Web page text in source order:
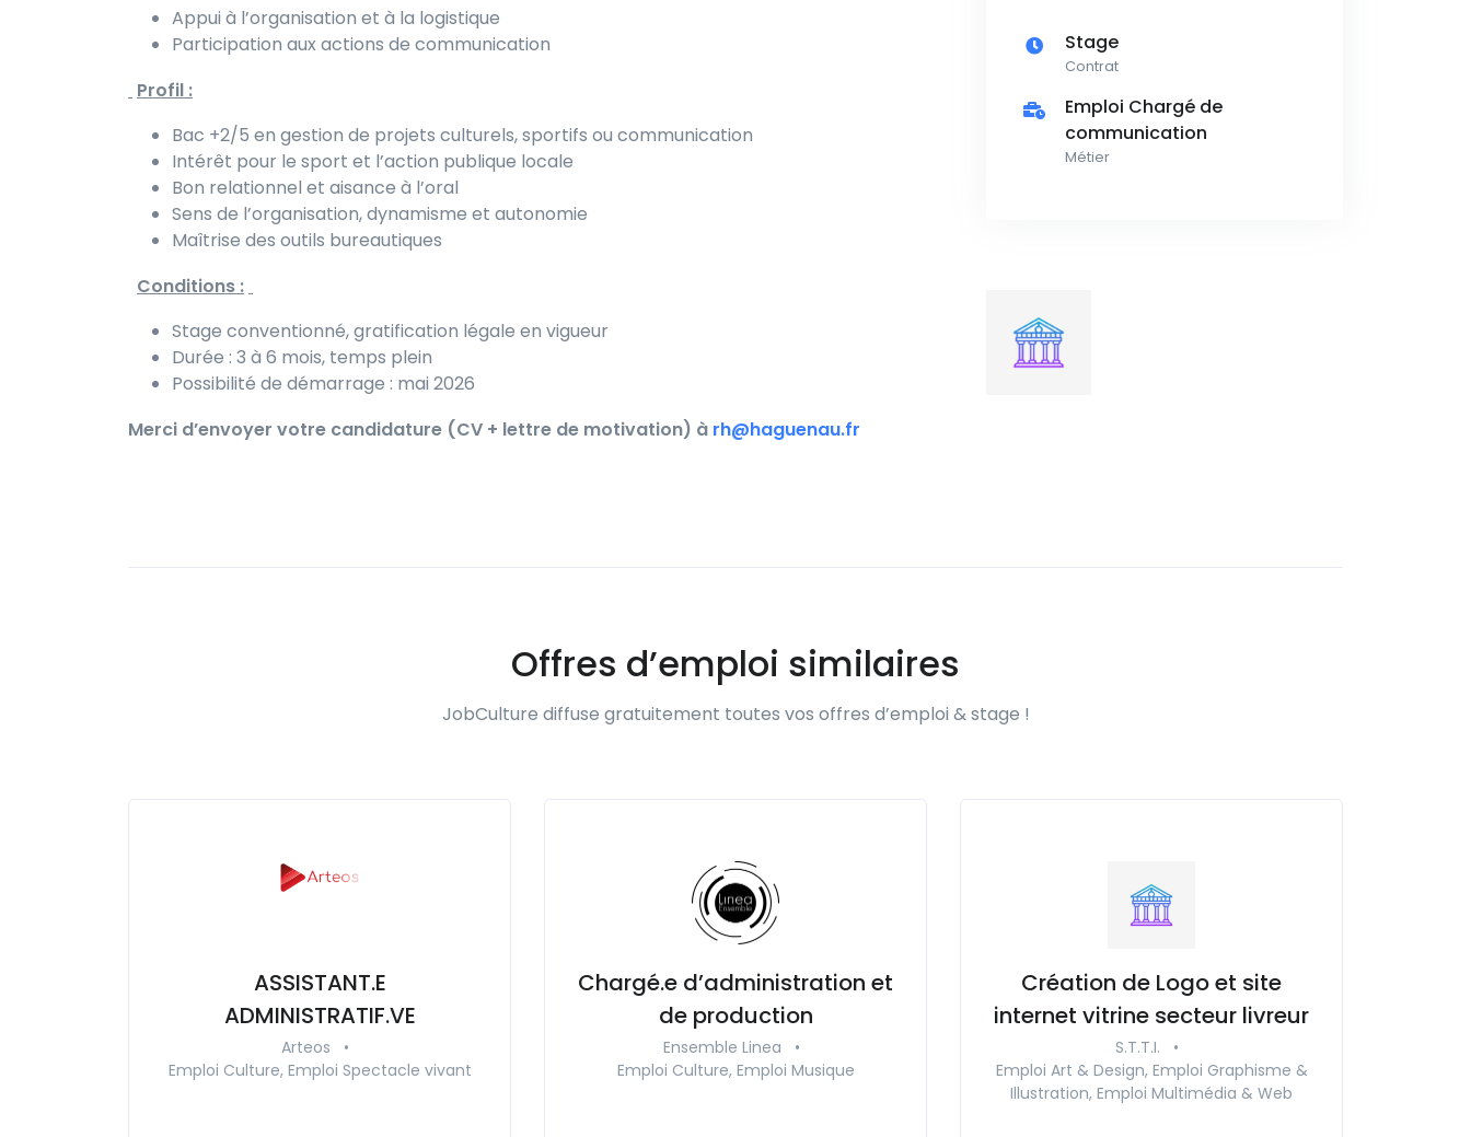
Appui à l’organisation et à la logistique
Participation aux actions de communication
Profil :
Bac +2/5 en gestion de projets culturels, sportifs ou communication
Intérêt pour le sport et l’action publique locale
Bon relationnel et aisance à l’oral
Sens de l’organisation, dynamisme et autonomie
Maîtrise des outils bureautiques
Conditions :
Stage conventionné, gratification légale en vigueur
Durée : 3 à 6 mois, temps plein
Possibilité de démarrage : mai 2026
Merci d’envoyer votre candidature (CV + lettre de motivation) à rh@haguenau.fr
Stage
Contrat
Emploi Chargé de
communication
Métier
Offres d’emploi similaires
JobCulture diffuse gratuitement toutes vos offres d’emploi & stage !
ASSISTANT.E
ADMINISTRATIF.VE
Arteos
•
Emploi Culture, Emploi Spectacle vivant
Chargé.e d’administration et
de production
Ensemble Linea
•
Emploi Culture, Emploi Musique
Création de Logo et site
internet vitrine secteur livreur
S.T.T.I.
•
Emploi Art & Design, Emploi Graphisme &
Illustration, Emploi Multimédia & Web